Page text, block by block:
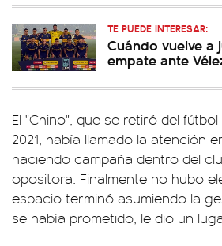
TE PUEDE INTERESAR:
Cuándo vuelve a
empate ante
El "Chino", que se retiró del
2021, había llamado la atención
haciendo campaña dentro del
opositora. Finalmente no hubo
espacio terminó asumiendo la
se había prometido, le dio un